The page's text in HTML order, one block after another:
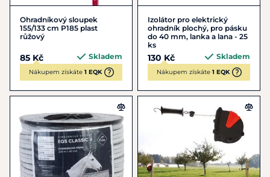
Ohradníkový sloupek
155/133 cm P185 plast
růžový
85 Kč Skladem
Nákupem získáte 1 EQK
Izolátor pro elektrický
ohradník plochý, pro pásku
do 40 mm, lanka a lana - 25
ks
130 Kč Skladem
Nákupem získáte 1 EQK